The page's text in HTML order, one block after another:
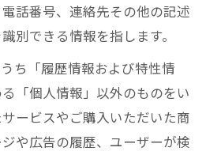
話番号、連絡先その他の記述
別できる情報を指します。
ち「履歴情報および特性情
「個人情報」以外のものをい
ービスやご購入いただいた商
や広告の履歴、ユーザーが検